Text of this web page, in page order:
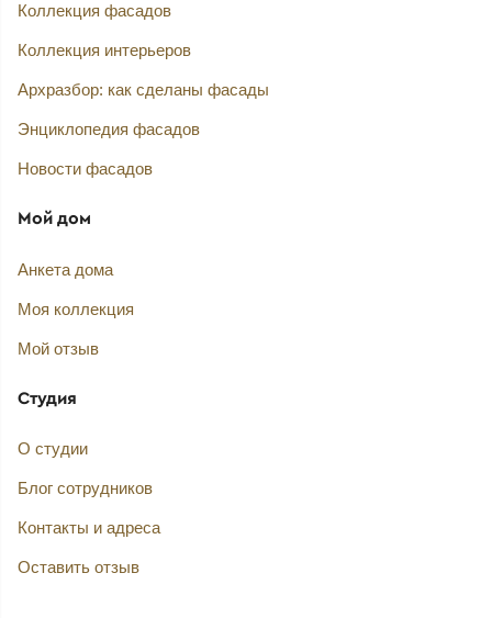
Коллекция фасадов
Коллекция интерьеров
Архразбор: как сделаны фасады
Энциклопедия фасадов
Новости фасадов
Мой дом
Анкета дома
Моя коллекция
Мой отзыв
Студия
О студии
Блог сотрудников
Контакты и адреса
Оставить отзыв